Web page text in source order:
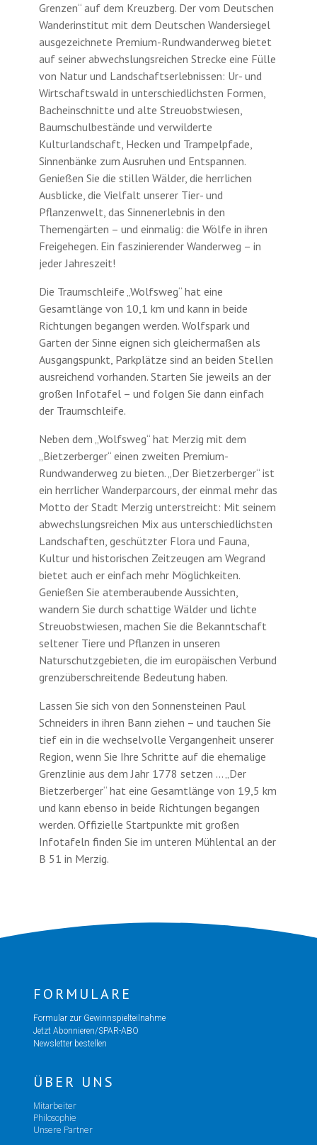
Grenzen“ auf dem Kreuzberg. Der vom Deutschen
Wanderinstitut mit dem Deutschen Wandersiegel
ausgezeichnete Premium-Rundwanderweg bietet
auf seiner abwechslungsreichen Strecke eine Fülle
von Natur und Landschaftserlebnissen: Ur- und
Wirtschaftswald in unterschiedlichsten Formen,
Bacheinschnitte und alte Streuobstwiesen,
Baumschulbestände und verwilderte
Kulturlandschaft, Hecken und Trampelpfade,
Sinnenbänke zum Ausruhen und Entspannen.
Genießen Sie die stillen Wälder, die herrlichen
Ausblicke, die Vielfalt unserer Tier- und
Pflanzenwelt, das Sinnenerlebnis in den
Themengärten – und einmalig: die Wölfe in ihren
Freigehegen. Ein faszinierender Wanderweg – in
jeder Jahreszeit!
Die Traumschleife „Wolfsweg“ hat eine
Gesamtlänge von 10,1 km und kann in beide
Richtungen begangen werden. Wolfspark und
Garten der Sinne eignen sich gleichermaßen als
Ausgangspunkt, Parkplätze sind an beiden Stellen
ausreichend vorhanden. Starten Sie jeweils an der
großen Infotafel – und folgen Sie dann einfach
der Traumschleife.
Neben dem „Wolfsweg“ hat Merzig mit dem
„Bietzerberger“ einen zweiten Premium-
Rundwanderweg zu bieten. „Der Bietzerberger“ ist
ein herrlicher Wanderparcours, der einmal mehr das
Motto der Stadt Merzig unterstreicht: Mit seinem
abwechslungsreichen Mix aus unterschiedlichsten
Landschaften, geschützter Flora und Fauna,
Kultur und historischen Zeitzeugen am Wegrand
bietet auch er einfach mehr Möglichkeiten.
Genießen Sie atemberaubende Aussichten,
wandern Sie durch schattige Wälder und lichte
Streuobstwiesen, machen Sie die Bekanntschaft
seltener Tiere und Pflanzen in unseren
Naturschutzgebieten, die im europäischen Verbund
grenzüberschreitende Bedeutung haben.
Lassen Sie sich von den Sonnensteinen Paul
Schneiders in ihren Bann ziehen – und tauchen Sie
tief ein in die wechselvolle Vergangenheit unserer
Region, wenn Sie Ihre Schritte auf die ehemalige
Grenzlinie aus dem Jahr 1778 setzen … „Der
Bietzerberger“ hat eine Gesamtlänge von 19,5 km
und kann ebenso in beide Richtungen begangen
werden. Offizielle Startpunkte mit großen
Infotafeln finden Sie im unteren Mühlental an der
B 51 in Merzig.
FORMULARE
Formular zur Gewinnspielteilnahme
Jetzt Abonnieren/SPAR-ABO
Newsletter bestellen
ÜBER UNS
Mitarbeiter
Philosophie
Unsere Partner